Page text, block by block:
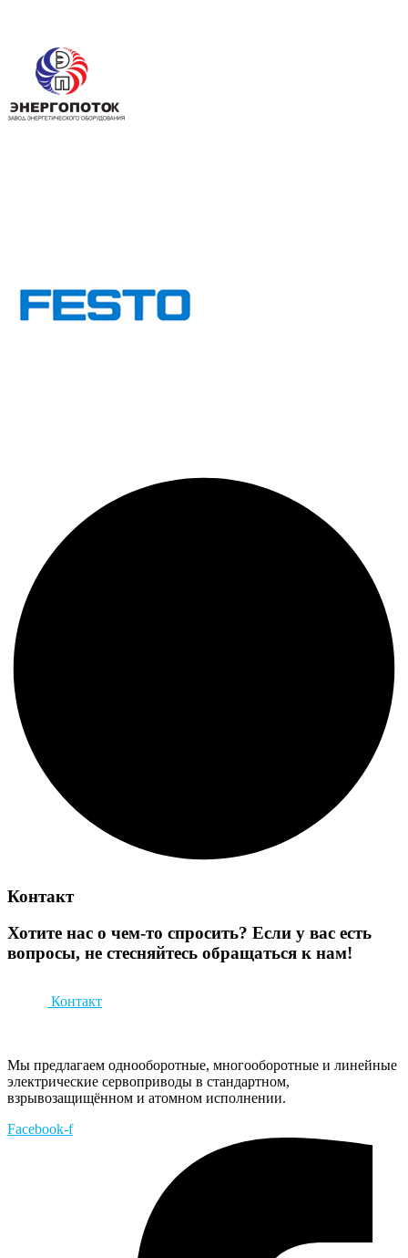
Контакт
Хотите нас о чем-то спросить? Если у вас есть
вопросы, не стесняйтесь обращаться к нам!
Контакт
Мы предлагаем однооборотные, многооборотные и линейные
электрические сервоприводы в стандартном,
взрывозащищённом и атомном исполнении.
Facebook-f